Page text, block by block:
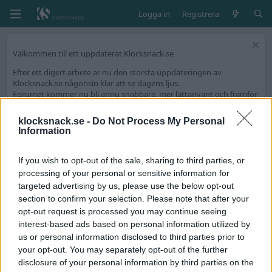
klocksnack.se - Do Not Process My Personal
Information
If you wish to opt-out of the sale, sharing to third parties, or
processing of your personal or sensitive information for
targeted advertising by us, please use the below opt-out
section to confirm your selection. Please note that after your
opt-out request is processed you may continue seeing
interest-based ads based on personal information utilized by
us or personal information disclosed to third parties prior to
your opt-out. You may separately opt-out of the further
disclosure of your personal information by third parties on the
Logga in Registrera
Välkommen till ett uppdaterat Klocksnack.se
Efter ett digert arbete är nu den största uppdateringen av
Klocksnack.se någonsin klar att se dagens ljus.
Forumet kommer nu bli ännu snabbare, mer lättanvänt och framför
Vi har skapat en tråd på diskussionsdelen för feedback och tekniska
frågeställningar.
/Hook & Leben
Medlemmar